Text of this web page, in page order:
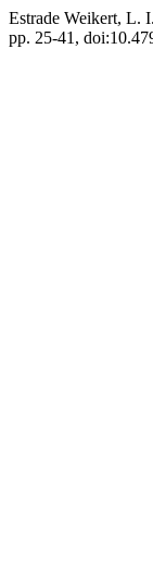
Estrade Weikert, L.
pp. 25-41,